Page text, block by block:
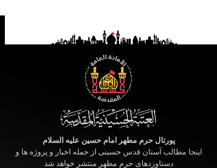
پورتال حرم مطهر امام حسین علیه السلام
اینجا مطالب آستان قدس حسینی از جمله اخبار و پروژه ها و
دستاوردهای حرم مطهر منتشر خواهد شد